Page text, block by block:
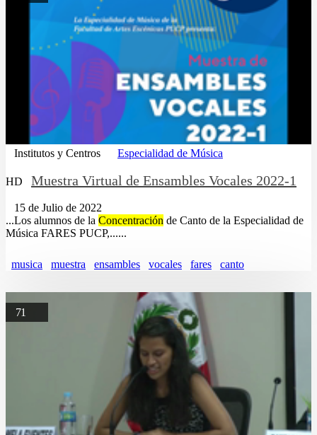
Institutos y Centros Especialidad de Música
HD Muestra Virtual de Ensambles Vocales 2022-1
15 de Julio de 2022
...Los alumnos de la Concentración de Canto de la Especialidad de
Música FARES PUCP,......
musica muestra ensambles vocales fares canto
71